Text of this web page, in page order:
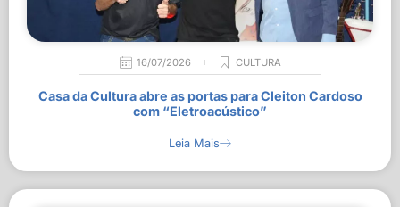
16/07/2026 CULTURA
Casa da Cultura abre as portas para Cleiton Cardoso
com “Eletroacústico”
Leia Mais